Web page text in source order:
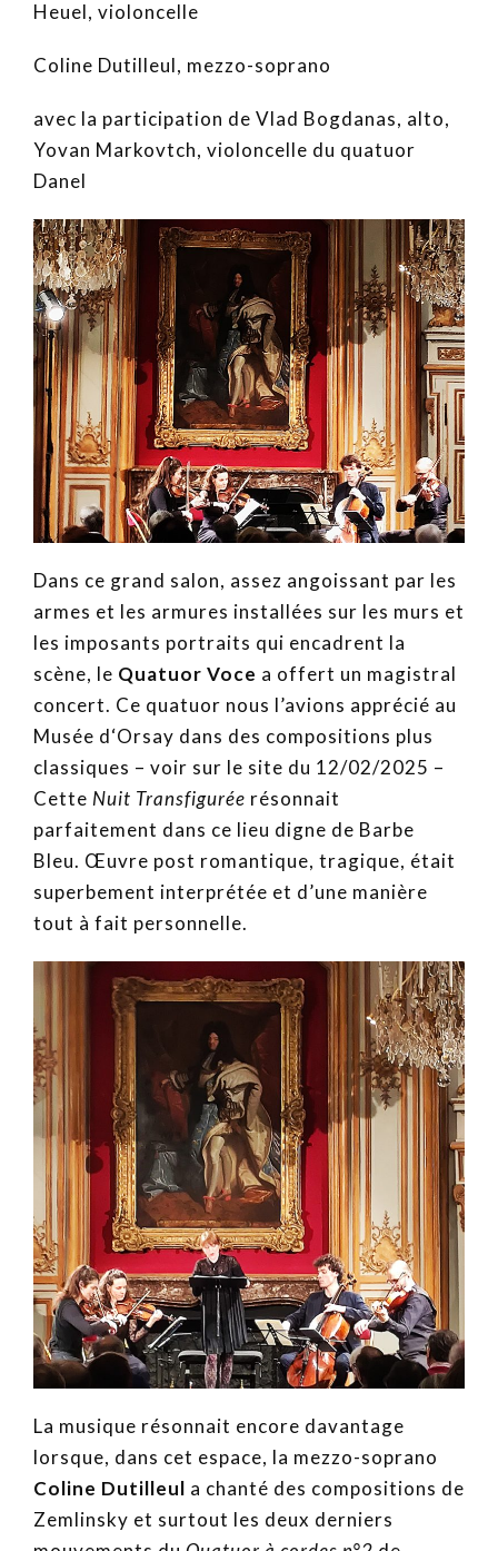
Heuel, violoncelle
Coline Dutilleul, mezzo-soprano
avec la participation de Vlad Bogdanas, alto,
Yovan Markovtch, violoncelle du quatuor
Danel
Dans ce grand salon, assez angoissant par les
armes et les armures installées sur les murs et
les imposants portraits qui encadrent la
scène, le Quatuor Voce a offert un magistral
concert. Ce quatuor nous l’avions apprécié au
Musée d‘Orsay dans des compositions plus
classiques – voir sur le site du 12/02/2025 –
Cette Nuit Transfigurée résonnait
parfaitement dans ce lieu digne de Barbe
Bleu. Œuvre post romantique, tragique, était
superbement interprétée et d’une manière
tout à fait personnelle.
La musique résonnait encore davantage
lorsque, dans cet espace, la mezzo-soprano
Coline Dutilleul a chanté des compositions de
Zemlinsky et surtout les deux derniers